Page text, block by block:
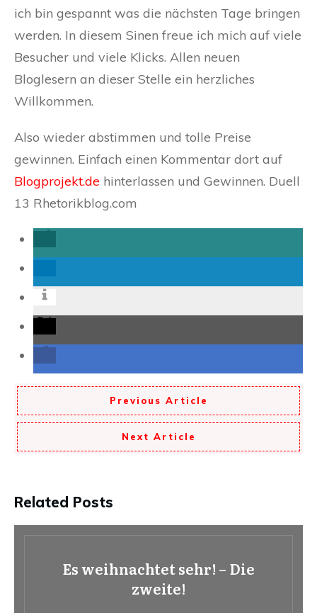
ich bin gespannt was die nächsten Tage bringen
werden. In diesem Sinen freue ich mich auf viele
Besucher und viele Klicks. Allen neuen
Bloglesern an dieser Stelle ein herzliches
Willkommen.
Also wieder abstimmen und tolle Preise
gewinnen. Einfach einen Kommentar dort auf
Blogprojekt.de hinterlassen und Gewinnen. Duell
13 Rhetorikblog.com
Previous Article
Next Article
Related Posts
Es weihnachtet sehr! – Die
zweite!